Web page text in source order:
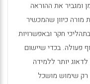
ומגביר את ההוראה
מורה כיוון שהמכשיר
חקר ובאפשרויות
פעולה. בכדי שיישום
יותר ללמידה
שימוש מושכל